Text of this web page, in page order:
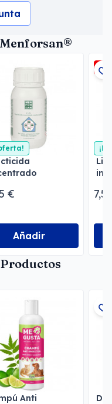
€
Añadir
-
Anti